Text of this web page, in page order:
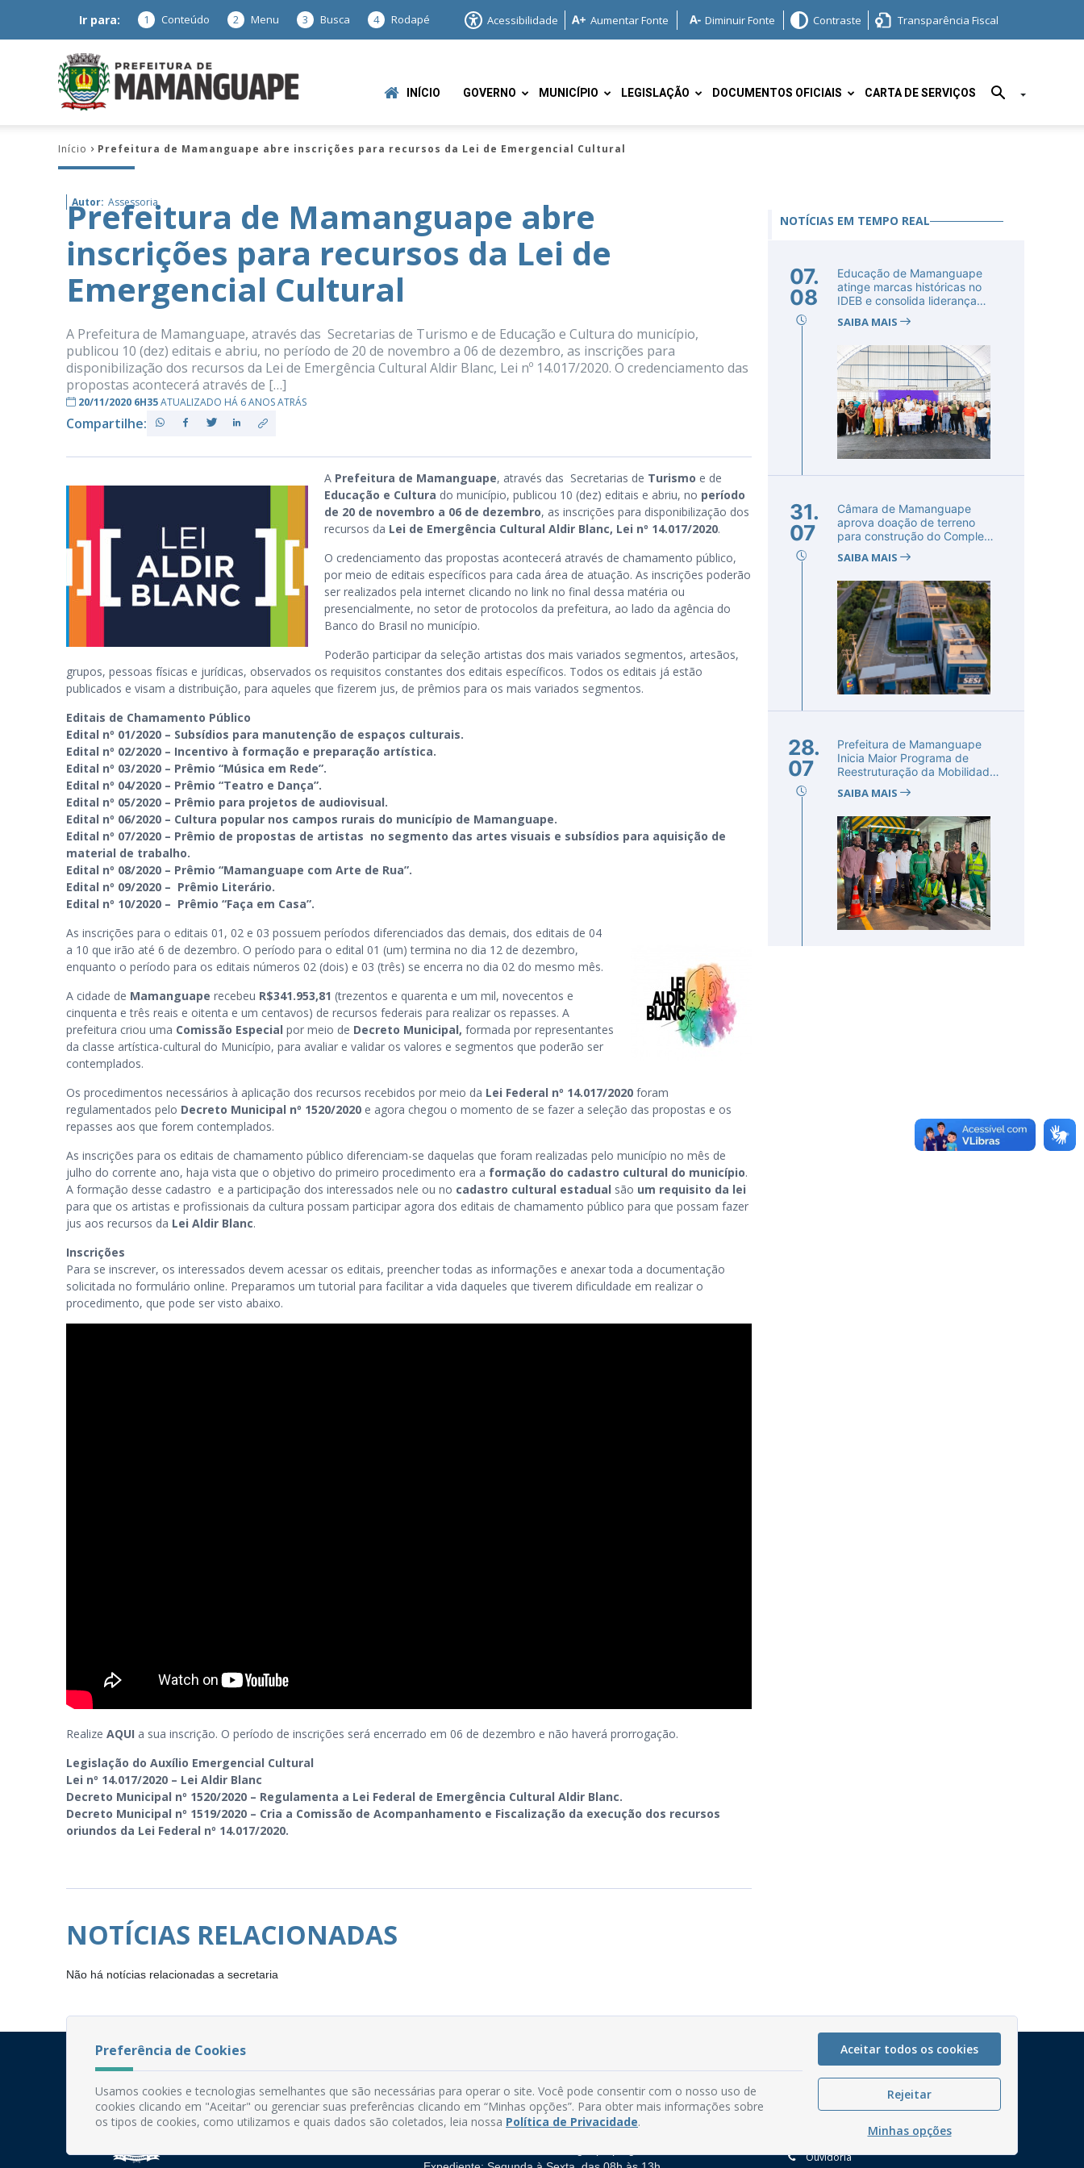
Ir para: 1 Conteúdo 2 Menu 3 Busca 4 Rodapé Acessibilidade Aumentar Fonte Diminuir Fonte Contraste Transparência Fiscal
Mamanguape
–
INÍCIO GOVERNO MUNICÍPIO LEGISLAÇÃO DOCUMENTOS OFICIAIS CARTA DE SERVIÇOS
Início Prefeitura de Mamanguape abre inscrições para recursos da Lei de Emergencial Cultural
Autor: Assessoria
Prefeitura de Mamanguape abre
inscrições para recursos da Lei de
Emergencial Cultural
A Prefeitura de Mamanguape, através das Secretarias de Turismo e de Educação e Cultura do município,
publicou 10 (dez) editais e abriu, no período de 20 de novembro a 06 de dezembro, as inscrições para
disponibilização dos recursos da Lei de Emergência Cultural Aldir Blanc, Lei nº 14.017/2020. O credenciamento das
propostas acontecerá através de […]
20/11/2020 6H35ATUALIZADO HÁ 6 ANOS ATRÁS
Compartilhe:
A Prefeitura de Mamanguape, através das Secretarias de Turismo e de
Educação e Cultura do município, publicou 10 (dez) editais e abriu, no período
de 20 de novembro a 06 de dezembro, as inscrições para disponibilização dos
recursos da Lei de Emergência Cultural Aldir Blanc, Lei nº 14.017/2020.
O credenciamento das propostas acontecerá através de chamamento público,
por meio de editais específicos para cada área de atuação. As inscrições poderão
ser realizados pela internet clicando no link no final dessa matéria ou
presencialmente, no setor de protocolos da prefeitura, ao lado da agência do
Banco do Brasil no município.
Poderão participar da seleção artistas dos mais variados segmentos, artesãos,
grupos, pessoas físicas e jurídicas, observados os requisitos constantes dos editais específicos. Todos os editais já estão
publicados e visam a distribuição, para aqueles que fizerem jus, de prêmios para os mais variados segmentos.
Editais de Chamamento Público
Edital nº 01/2020 – Subsídios para manutenção de espaços culturais.
Edital nº 02/2020 – Incentivo à formação e preparação artística.
Edital nº 03/2020 – Prêmio “Música em Rede”.
Edital nº 04/2020 – Prêmio “Teatro e Dança”.
Edital nº 05/2020 – Prêmio para projetos de audiovisual.
Edital nº 06/2020 – Cultura popular nos campos rurais do município de Mamanguape.
Edital nº 07/2020 – Prêmio de propostas de artistas no segmento das artes visuais e subsídios para aquisição de
material de trabalho.
Edital nº 08/2020 – Prêmio “Mamanguape com Arte de Rua”.
Edital nº 09/2020 – Prêmio Literário.
Edital nº 10/2020 – Prêmio “Faça em Casa”.
As inscrições para o editais 01, 02 e 03 possuem períodos diferenciados das demais, dos editais de 04
a 10 que irão até 6 de dezembro. O período para o edital 01 (um) termina no dia 12 de dezembro,
enquanto o período para os editais números 02 (dois) e 03 (três) se encerra no dia 02 do mesmo mês.
A cidade de Mamanguape recebeu R$341.953,81 (trezentos e quarenta e um mil, novecentos e
cinquenta e três reais e oitenta e um centavos) de recursos federais para realizar os repasses. A
prefeitura criou uma Comissão Especial por meio de Decreto Municipal, formada por representantes
da classe artística-cultural do Município, para avaliar e validar os valores e segmentos que poderão ser
contemplados.
Os procedimentos necessários à aplicação dos recursos recebidos por meio da Lei Federal nº 14.017/2020 foram
regulamentados pelo Decreto Municipal nº 1520/2020 e agora chegou o momento de se fazer a seleção das propostas e os
repasses aos que forem contemplados.
As inscrições para os editais de chamamento público diferenciam-se daquelas que foram realizadas pelo município no mês de
julho do corrente ano, haja vista que o objetivo do primeiro procedimento era a formação do cadastro cultural do município.
A formação desse cadastro e a participação dos interessados nele ou no cadastro cultural estadual são um requisito da lei
para que os artistas e profissionais da cultura possam participar agora dos editais de chamamento público para que possam fazer
jus aos recursos da Lei Aldir Blanc.
Inscrições
Para se inscrever, os interessados devem acessar os editais, preencher todas as informações e anexar toda a documentação
solicitada no formulário online. Preparamos um tutorial para facilitar a vida daqueles que tiverem dificuldade em realizar o
procedimento, que pode ser visto abaixo.
Realize AQUI a sua inscrição. O período de inscrições será encerrado em 06 de dezembro e não haverá prorrogação.
Legislação do Auxílio Emergencial Cultural
Lei nº 14.017/2020 – Lei Aldir Blanc
Decreto Municipal nº 1520/2020 – Regulamenta a Lei Federal de Emergência Cultural Aldir Blanc.
Decreto Municipal nº 1519/2020 – Cria a Comissão de Acompanhamento e Fiscalização da execução dos recursos
oriundos da Lei Federal nº 14.017/2020.
NOTÍCIAS RELACIONADAS
Não há notícias relacionadas a secretaria
NOTÍCIAS EM TEMPO REAL
07.
08
Educação de Mamanguape
atinge marcas históricas no
IDEB e consolida liderança
SAIBA MAIS
31.
07
Câmara de Mamanguape
aprova doação de terreno
para construção do Complexo
SAIBA MAIS
28.
07
Prefeitura de Mamanguape
Inicia Maior Programa de
Reestruturação da Mobilidade
SAIBA MAIS
Rua do Imperador, 78, Centro
CEP: 58.280-000 - Mamanguape/PB
Mapa do Site
Perguntas frequentes
Manual de Navegação
Ouvidoria
Preferência de Cookies
Usamos cookies e tecnologias semelhantes que são necessárias para operar o site. Você pode consentir com o nosso uso de
cookies clicando em "Aceitar" ou gerenciar suas preferências clicando em “Minhas opções”. Para obter mais informações sobre
os tipos de cookies, como utilizamos e quais dados são coletados, leia nossa Política de Privacidade.
Aceitar todos os cookies
Rejeitar
Minhas opções